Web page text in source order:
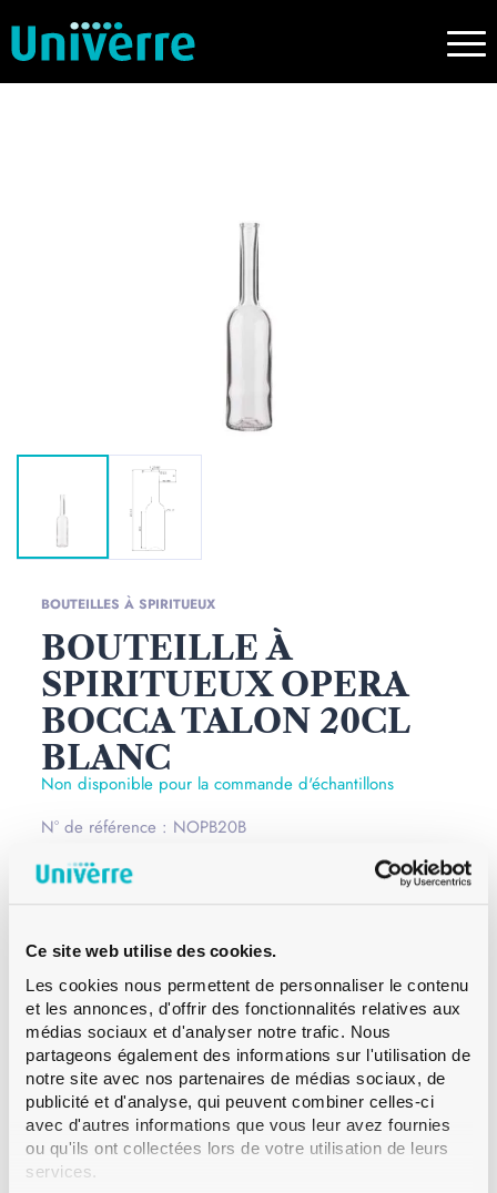
Ce site web utilise des cookies.
Les cookies nous permettent de personnaliser le contenu
et les annonces, d'offrir des fonctionnalités relatives aux
médias sociaux et d'analyser notre trafic. Nous
partageons également des informations sur l'utilisation de
notre site avec nos partenaires de médias sociaux, de
publicité et d'analyse, qui peuvent combiner celles-ci
avec d'autres informations que vous leur avez fournies
ou qu'ils ont collectées lors de votre utilisation de leurs
services.
BOUTEILLES À SPIRITUEUX
BOUTEILLE À
SPIRITUEUX OPERA
BOCCA TALON 20CL
BLANC
Non disponible pour la commande d'échantillons
N° de référence : NOPB20B
Les bouteilles à spiritueux Opera Bocca Talon 20 cl de
couleur blanche ont une forme particulière avec des
disponible en plusieurs tailles.Lire la suite
Bague
Talon
Couleur
Blanc
Contenance
20 cl
Poids
265 g
Hauteur